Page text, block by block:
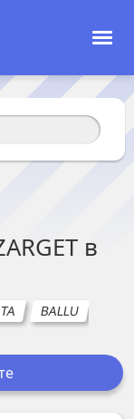
в
BALLU